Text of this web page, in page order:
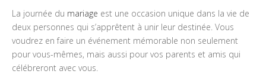
La journée du mariage est une occasion unique dans la vie de
deux personnes qui s’apprêtent à unir leur destinée. Vous
voudrez en faire un événement mémorable non seulement
pour vous-mêmes, mais aussi pour vos parents et amis qui
célébreront avec vous.